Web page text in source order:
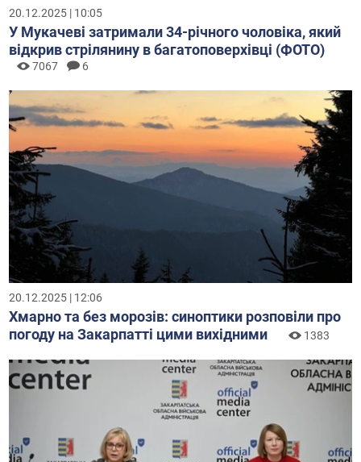
20.12.2025 | 10:05
У Мукачеві затримали 34-річного чоловіка, який
відкрив стрілянину в багатоповерхівці (ФОТО)
7067 6
20.12.2025 | 12:06
Хмарно та без морозів: синоптики розповіли про
погоду на Закарпатті цими вихідними
1383